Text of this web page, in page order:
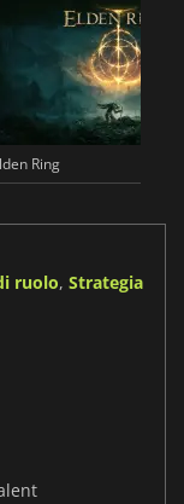
Ring
ruolo, Strategia